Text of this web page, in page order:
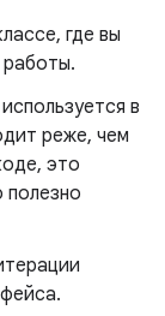
где вы
в
реже, чем
это
полезно